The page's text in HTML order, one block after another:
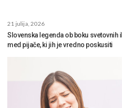
21 julija, 2026
Slovenska legenda ob boku svetovnih
med pijače, ki jih je vredno poskusiti